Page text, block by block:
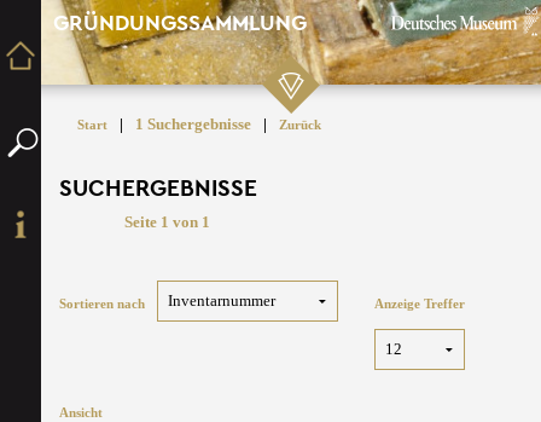
GRÜNDUNGSSAMMLUNG
Start | 1 Suchergebnisse | Zurück
SUCHERGEBNISSE
Seite 1 von 1
Sortieren nach Anzeige Treffer
Ansicht